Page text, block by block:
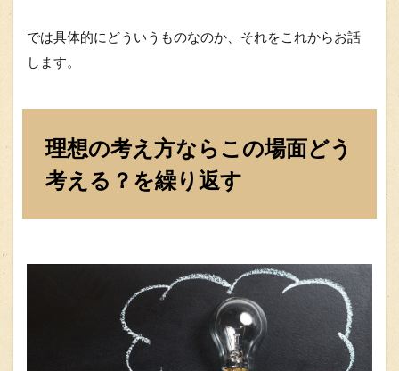
では具体的にどういうものなのか、それをこれからお話
します。
理想の考え方ならこの場面どう
考える？を繰り返す